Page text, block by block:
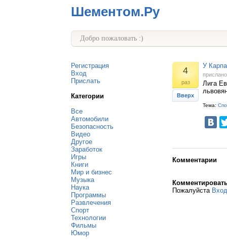
Шементом.Ру
Добро пожаловать :)
Регистрация
Вход
Прислать
Категории
Все
Автомобили
Безопасность
Видео
Другое
Заработок
Игры
Книги
Мир и бизнес
Музыка
Наука
Программы
Развлечения
Спорт
Технологии
Фильмы
Юмор
4
раз
Вверх
У
Лига
Тема:
Комментарии
Пожалуйста Вход